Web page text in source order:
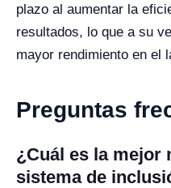
plazo al aumentar la
resultados, lo que a su
mayor rendimiento en el
Preguntas
¿Cuál es la mejor
sistema de